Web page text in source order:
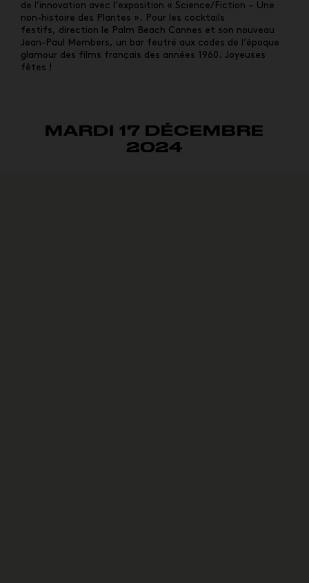
de l’innovation avec l’exposition « Science/Fiction – Une
non-histoire des Plantes ». Pour les cocktails
festifs, direction le Palm Beach Cannes et son nouveau
Jean-Paul Members, un bar feutré aux codes de l’époque
glamour des films français des années 1960. Joyeuses
fêtes !
MARDI 17 DÉCEMBRE
2024